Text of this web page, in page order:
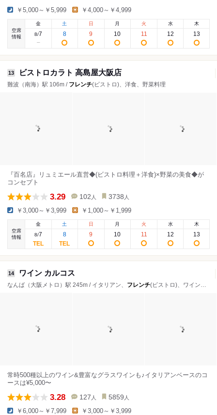
￥5,000～￥5,999 ￥4,000～￥4,999
空席
情報
金
8/7
土
8
日
9
月
10
火
11
水
12
木
13
13 ビストロカラト 高島屋大阪店
難波（南海）駅 106m / フレンチ(ビストロ)、洋食、野菜料理
『百名店』リュミエール直営◆(ビストロ料理＋洋食)×野菜の美食◆が
コンセプト
3.29 102 人 3738 人
￥3,000～￥3,999 ￥1,000～￥1,999
空席
情報
金
8/7
土
8
日
9
月
10
火
11
水
12
木
13
14 ワイン カルコス
なんば（大阪メトロ）駅 245m / イタリアン、 フレンチ(ビストロ)、ワインバー
常時500種以上のワイン&豊富なグラスワインも♪イタリアンベースのコ
ースは¥5,000〜
3.28 127 人 5859 人
￥6,000～￥7,999 ￥3,000～￥3,999